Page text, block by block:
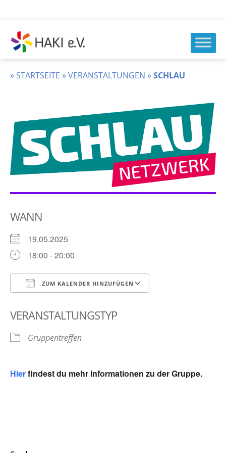
Inhalt
springen
HAKI
e.v.
»STARTSEITE »VERANSTALTUNGEN »SCHLAU
WANN
19.05.2025
18:00 - 20:00
ZUM KALENDER HINZUFÜGEN
VERANSTALTUNGSTYP
Gruppentreffen
Hierfindest du mehr Informationen zu der Gruppe.